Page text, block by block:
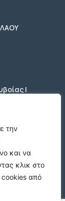
την
και να
κλικ στο
cookies από
|